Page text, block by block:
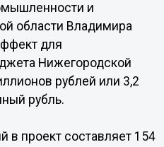
и
области Владимира
для
Нижегородской
рублей или 3,2
рубль.
проект составляет 154